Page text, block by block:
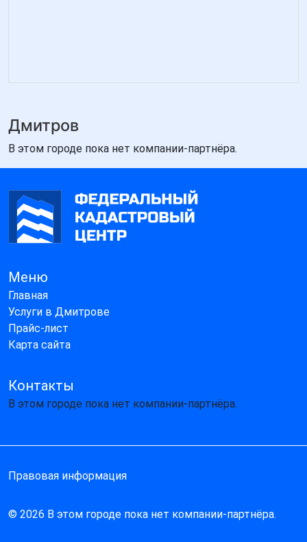
Дмитров
В этом городе пока нет компании-партнёра.
Меню
Главная
Услуги в Дмитрове
Прайс-лист
Карта сайта
Контакты
В этом городе пока нет компании-партнёра.
© 2026 В этом городе пока нет компании-партнёра.
Правовая информация